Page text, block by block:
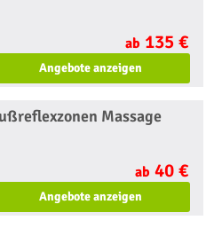
ab 135 €
Angebote anzeigen
Massage
ab 40 €
Angebote anzeigen